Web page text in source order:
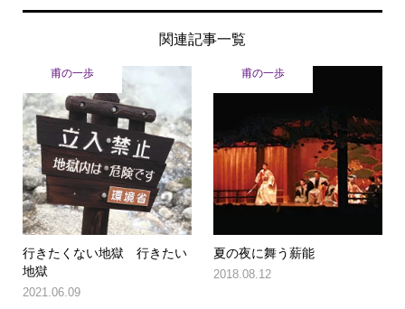
関連記事一覧
甫の一歩
行きたくない地獄 行きたい
地獄
2021.06.09
甫の一歩
夏の夜に舞う薪能
2018.08.12